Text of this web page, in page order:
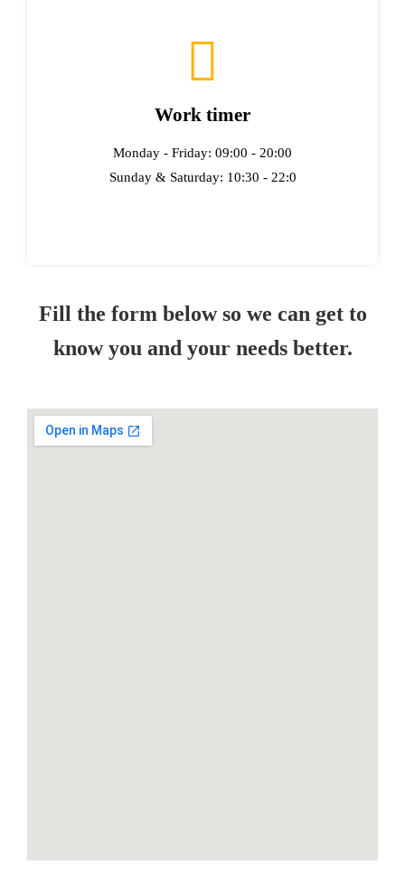
Work timer
Monday - Friday: 09:00 - 20:00
Sunday & Saturday: 10:30 - 22:0
Fill the form below so we can get to
know you and your needs better.